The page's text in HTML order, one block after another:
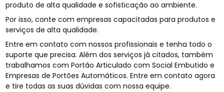
produto de alta qualidade e sofisticação ao ambiente.
Por isso, conte com empresas capacitadas para produtos e
serviços de alta qualidade.
Entre em contato com nossos profissionais e tenha todo o
suporte que precisa. Além dos serviços já citados, também
trabalhamos com Portão Articulado com Social Embutido e
Empresas de Portões Automáticos. Entre em contato agora
e tire todas as suas dúvidas com nossa equipe.